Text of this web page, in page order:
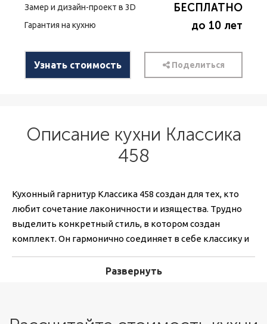
Описание кухни Классика
458
Кухонный гарнитур Классика 458 создан для тех, кто
любит сочетание лаконичности и изящества. Трудно
выделить конкретный стиль, в котором создан
комплект. Он гармонично соединяет в себе классику и
одновременному использованию двух цветов: белого
Развернуть
Замер и дизайн-проект в 3D БЕСПЛАТНО
Гарантия на кухню до 10 лет
Узнать стоимость Поделиться